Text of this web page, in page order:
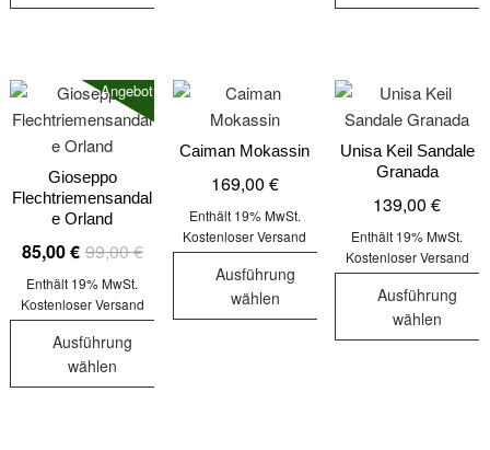
mehrere
Varianten
auf.
Die
Optionen
können
auf
der
Produktseite
gewählt
werden
Varianten
auf.
Die
Optionen
können
auf
Produktseite
gewählt
mehrere
Varianten
auf.
Die
Optionen
können
auf
gewählt
Angebot!
Gioseppo
Flechtriemensandal
e Orland
99,00€Ursprünglicher
war:
99,00 €
85,00€
Aktueller
ist:
85,00 €.
Enthält 19% MwSt.
Kostenloser Versand
Ausführung
wählen
Caiman Mokassin
169,00 €
Enthält 19% MwSt.
Kostenloser Versand
Ausführung
wählen
Unisa Keil Sandale
Granada
139,00€
Enthält 19% MwSt.
Kostenloser Versand
Ausführung
wählen